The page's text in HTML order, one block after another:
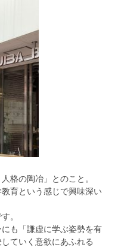
格の陶冶」とのこと。
育という感じで興味深い
。
も「謙虚に学ぶ姿勢を有
ていく意欲にあふれる